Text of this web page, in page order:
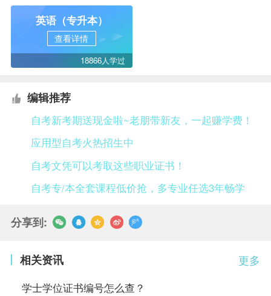
英语（专升本）
查看详情
18866人学过
编辑推荐
自考新考期送现金啦~老朋带新友，一起赚学费！
应用型自考火热招生中
自考文凭可以考取这些职业证书！
自考专/本全套课程低价抢，多专业任选3年畅学
分享到:
更多
相关资讯
学士学位证书编号怎么查？